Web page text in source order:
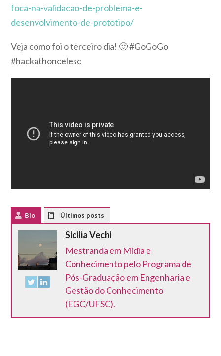
foca-na-validacao-de-problema-e-
desenvolvimento-de-prototipo/
Veja como foi o terceiro dia! 🙂 #GoGoGo
#hackathoncelesc
Bio
Sicilia Vechi
Mestranda em Mídia e
Conhecimento pelo Programa de
Pós-Graduação em Engenharia e
Gestão do Conhecimento
(EGC/UFSC).